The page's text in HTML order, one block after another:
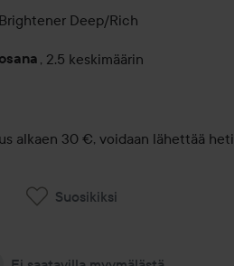
Deep/Rich
, 2.5 keskimäärin
alkaen 30 €, voidaan lähettää heti
Suosikiksi